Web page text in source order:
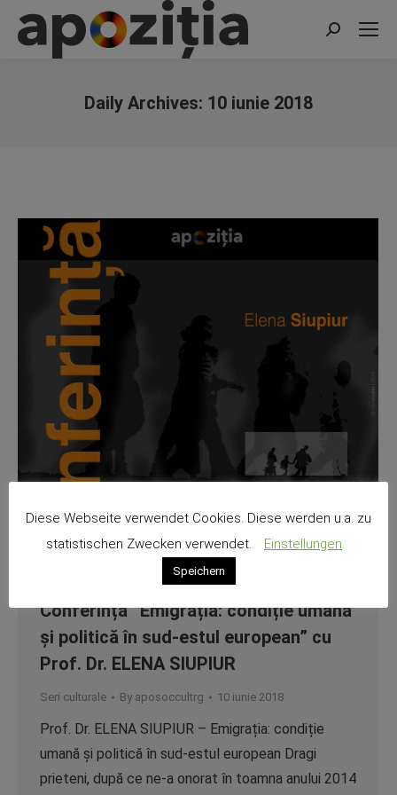
Search:
Daily Archives: 10 iunie 2018
Conferința ”Emigrația: condiție umană
și politică în sud-estul european” cu
Prof. Dr. ELENA SIUPIUR
Seri culturale By aposoccultrg 10 iunie 2018
Prof. Dr. ELENA SIUPIUR – Emigrația: condiție
umană și politică în sud-estul european Dragi
prieteni, după ce ne-a onorat în toamna anului 2014
Diese Webseite verwendet Cookies. Diese werden u.a. zu
statistischen Zwecken verwendet.
Einstellungen
Speichern